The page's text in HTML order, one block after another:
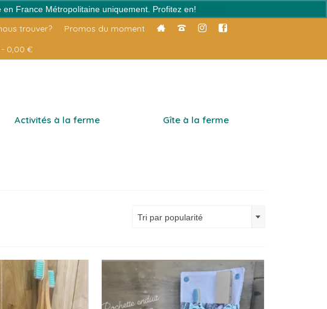
France Métropolitaine uniquement. Profitez en!
trouver?
Promos du moment
- 0,00 €
Activités à la ferme Gîte à la ferme
Tri par popularité